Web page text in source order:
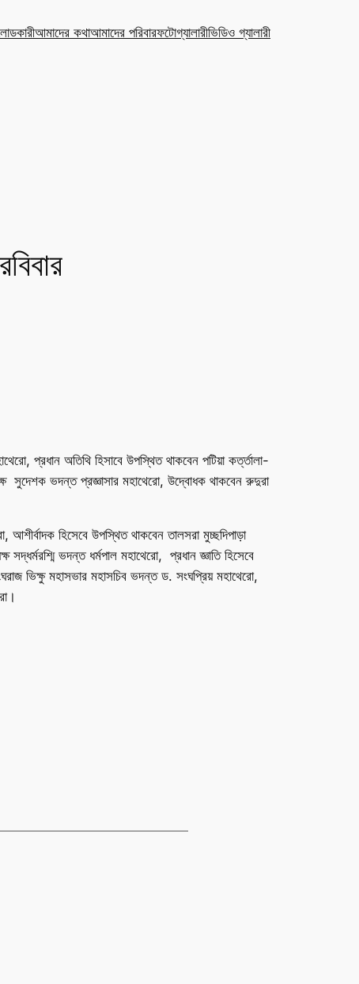
আমাদের কথাআমাদের পরিবারফটোগ্যালারীভিডিও গ্যালারী
প্রধান অতিথি হিসাবে উপস্থিত থাকবেন পটিয়া কর্ত্তালা-
সুদেশক ভদন্ত প্রজ্ঞাসার মহাথেরো, উদ্বোধক থাকবেন রুদুরা
হিসেবে উপস্থিত থাকবেন তালসরা মুচ্ছদিপাড়া
ভদন্ত ধর্মপাল মহাথেরো, প্রধান জ্ঞাতি হিসেবে
ভিক্ষু মহাসভার মহাসচিব ভদন্ত ড. সংঘপ্রিয় মহাথেরো,